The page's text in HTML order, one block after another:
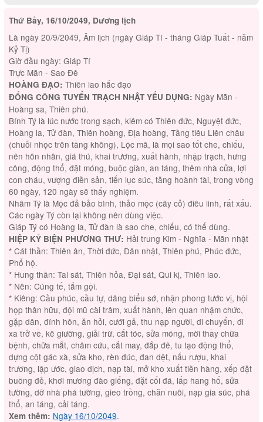
Thứ Bảy, 16/10/2049, Dương lịch
Là ngày 20/9/2049, Âm lịch (ngày Giáp Tí - tháng Giáp Tuất - năm
Kỷ Tị)
Giờ đầu ngày: Giáp Tí
Trực Mãn - Sao Đê
HOÀNG ĐẠO: Thiên lao hắc đạo
ĐỔNG CÔNG TUYỂN TRẠCH NHẬT YẾU DỤNG: Ngày Mãn -
Hoàng sa, Thiên phú.
Bính Tý là lúc nước trong sạch, kiêm có Thiên đức, Nguyệt đức,
Hoàng la, Tử đàn, Thiên hoàng, Địa hoàng, Tầng tiêu Liên châu
(chuỗi nhọc trên tầng không), Lộc mã, là mọi sao tốt che, chiếu,
nên hôn nhân, giá thú, khai trương, xuất hành, nhập trạch, hưng
công, động thổ, đặt móng, buộc giàn, an táng, thêm nhà cửa, lợi
con cháu, vượng điền sản, tiến lục súc, tăng hoành tài, trong vòng
60 ngày, 120 ngày sẽ thấy nghiệm.
Nhâm Tý là Mộc đả bảo bình, thảo mộc (cây cỏ) điêu linh, rất xấu.
Các ngày Tý còn lại không nên dùng việc.
Giáp Tý có Hoàng la, Tử đàn là sao che, chiếu, có thể dùng.
HIỆP KỶ BIỆN PHƯƠNG THƯ: Hải trung Kim - Nghĩa - Mãn nhật
* Cát thần: Thiên ân, Thời đức, Dân nhật, Thiên phú, Phúc đức,
Phổ hộ.
* Hung thần: Tai sát, Thiên hỏa, Đại sát, Qui kị, Thiên lao.
* Nên: Cúng tế, tắm gội.
* Kiêng: Cầu phúc, cầu tự, dâng biểu sớ, nhận phong tước vị, hội
họp thân hữu, đội mũ cài trâm, xuất hành, lên quan nhậm chức,
gặp dân, đính hôn, ăn hỏi, cưới gả, thu nạp người, di chuyển, đi
xa trở về, kê giường, giải trừ, cắt tóc, sửa móng, mời thầy chữa
bệnh, chữa mắt, châm cứu, cắt may, đắp đê, tu tạo động thổ,
dựng cột gác xà, sửa kho, rèn đúc, đan dệt, nấu rượu, khai
trương, lập ước, giao dịch, nạp tài, mở kho xuất tiền hàng, xếp đặt
buồng đẻ, khơi mương đào giếng, đặt cối đá, lấp hang hố, sửa
tường, dỡ nhà phá tường, gieo trồng, chăn nuôi, nạp gia súc, phá
thổ, an táng, cải táng.
Xem thêm: Ngày 16/10/2049.